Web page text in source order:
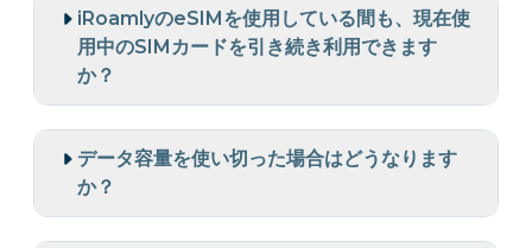
iRoamlyのeSIMを使用している間も、現在使
用中のSIMカードを引き続き利用できます
か？
データ容量を使い切った場合はどうなります
か？